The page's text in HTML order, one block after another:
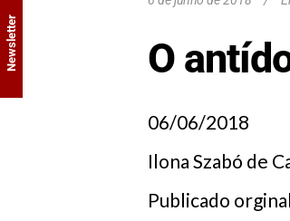
O
06/06/2018
Ilona Szabó de
Publicado
Newsletter